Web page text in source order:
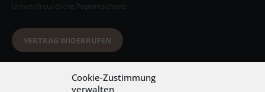
Cookie-Zustimmung
verwalten
Umweltfreundliche Papiertischsets
VERTRAG WIDERRUFEN
Datenschutzerklärung